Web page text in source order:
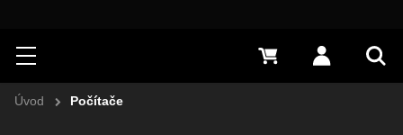
Hledat
Menu Přihlásit
0 Kč
Úvod Počítače